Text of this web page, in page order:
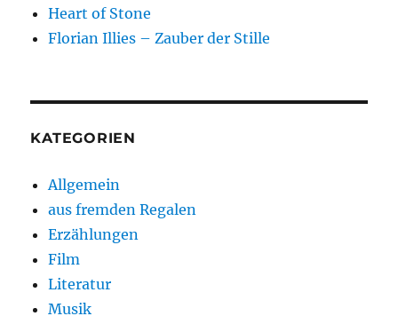
Heart of Stone
Florian Illies – Zauber der Stille
KATEGORIEN
Allgemein
aus fremden Regalen
Erzählungen
Film
Literatur
Musik